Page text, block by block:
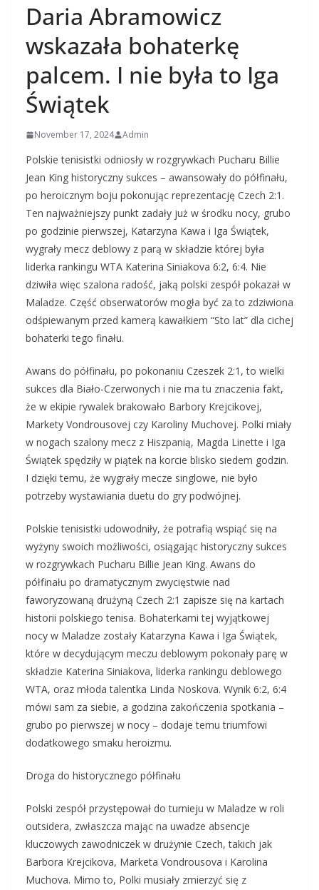
Daria Abramowicz
wskazała bohaterkę
palcem. I nie była to Iga
Świątek
November 17, 2024 Admin
Polskie tenisistki odniosły w rozgrywkach Pucharu Billie
Jean King historyczny sukces – awansowały do półfinału,
po heroicznym boju pokonując reprezentację Czech 2:1.
Ten najważniejszy punkt zadały już w środku nocy, grubo
po godzinie pierwszej, Katarzyna Kawa i Iga Świątek,
wygrały mecz deblowy z parą w składzie której była
liderka rankingu WTA Katerina Siniakova 6:2, 6:4. Nie
dziwiła więc szalona radość, jaką polski zespół pokazał w
Maladze. Część obserwatorów mogła być za to zdziwiona
odśpiewanym przed kamerą kawałkiem “Sto lat” dla cichej
bohaterki tego finału.
Awans do półfinału, po pokonaniu Czeszek 2:1, to wielki
sukces dla Biało-Czerwonych i nie ma tu znaczenia fakt,
że w ekipie rywalek brakowało Barbory Krejcikovej,
Markety Vondrousovej czy Karoliny Muchovej. Polki miały
w nogach szalony mecz z Hiszpanią, Magda Linette i Iga
Świątek spędziły w piątek na korcie blisko siedem godzin.
I dzięki temu, że wygrały mecze singlowe, nie było
potrzeby wystawiania duetu do gry podwójnej.
Polskie tenisistki udowodniły, że potrafią wspiąć się na
wyżyny swoich możliwości, osiągając historyczny sukces
w rozgrywkach Pucharu Billie Jean King. Awans do
półfinału po dramatycznym zwycięstwie nad
faworyzowaną drużyną Czech 2:1 zapisze się na kartach
historii polskiego tenisa. Bohaterkami tej wyjątkowej
nocy w Maladze zostały Katarzyna Kawa i Iga Świątek,
które w decydującym meczu deblowym pokonały parę w
składzie Katerina Siniakova, liderka rankingu deblowego
WTA, oraz młoda talentka Linda Noskova. Wynik 6:2, 6:4
mówi sam za siebie, a godzina zakończenia spotkania –
grubo po pierwszej w nocy – dodaje temu triumfowi
dodatkowego smaku heroizmu.
Droga do historycznego półfinału
Polski zespół przystępował do turnieju w Maladze w roli
outsidera, zwłaszcza mając na uwadze absencje
kluczowych zawodniczek w drużynie Czech, takich jak
Barbora Krejcikova, Marketa Vondrousova i Karolina
Muchova. Mimo to, Polki musiały zmierzyć się z